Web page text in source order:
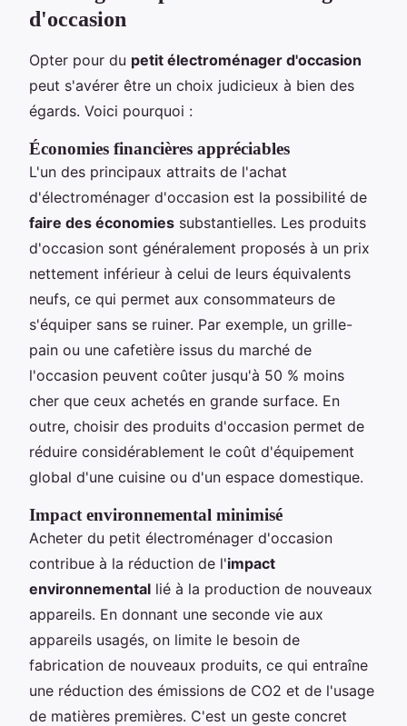
d'occasion
Opter pour du petit électroménager d'occasion
peut s'avérer être un choix judicieux à bien des
égards. Voici pourquoi :
Économies financières appréciables
L'un des principaux attraits de l'achat
d'électroménager d'occasion est la possibilité de
faire des économies substantielles. Les produits
d'occasion sont généralement proposés à un prix
nettement inférieur à celui de leurs équivalents
neufs, ce qui permet aux consommateurs de
s'équiper sans se ruiner. Par exemple, un grille-
pain ou une cafetière issus du marché de
l'occasion peuvent coûter jusqu'à 50 % moins
cher que ceux achetés en grande surface. En
outre, choisir des produits d'occasion permet de
réduire considérablement le coût d'équipement
global d'une cuisine ou d'un espace domestique.
Impact environnemental minimisé
Acheter du petit électroménager d'occasion
contribue à la réduction de l'impact
environnemental lié à la production de nouveaux
appareils. En donnant une seconde vie aux
appareils usagés, on limite le besoin de
fabrication de nouveaux produits, ce qui entraîne
une réduction des émissions de CO2 et de l'usage
de matières premières. C'est un geste concret